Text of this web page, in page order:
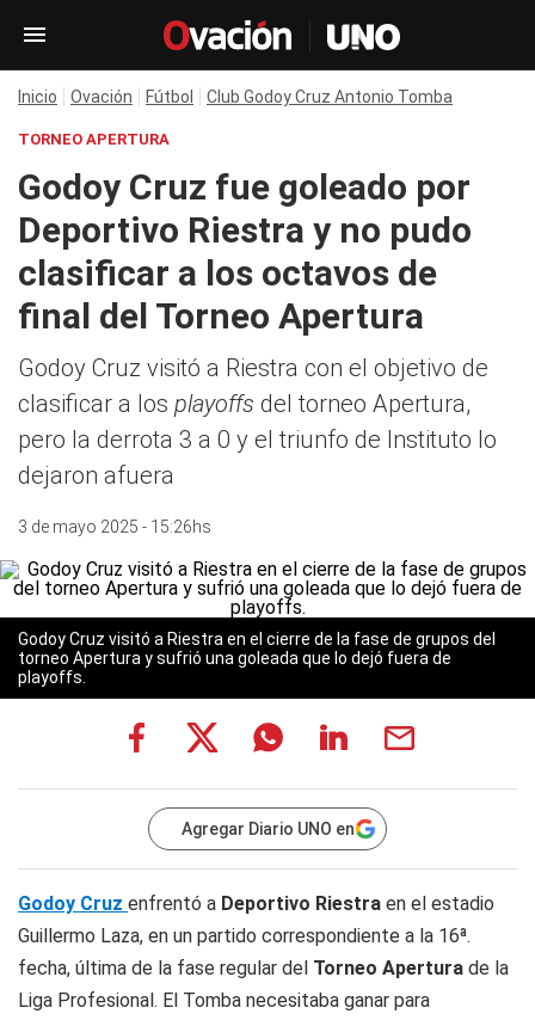
Inicio Ovación Fútbol Club Godoy Cruz Antonio Tomba
TORNEO APERTURA
Godoy Cruz fue goleado por
Deportivo Riestra y no pudo
clasificar a los octavos de
final del Torneo Apertura
Godoy Cruz visitó a Riestra con el objetivo de
clasificar a los playoffs del torneo Apertura,
pero la derrota 3 a 0 y el triunfo de Instituto lo
dejaron afuera
3 de mayo 2025 - 15:26hs
Godoy Cruz visitó a Riestra en el cierre de la fase de grupos del
torneo Apertura y sufrió una goleada que lo dejó fuera de
playoffs.
Agregar Diario UNO en
Godoy Cruz enfrentó a Deportivo Riestra en el estadio
Guillermo Laza, en un partido correspondiente a la 16ª.
fecha, última de la fase regular del Torneo Apertura de la
Liga Profesional. El Tomba necesitaba ganar para